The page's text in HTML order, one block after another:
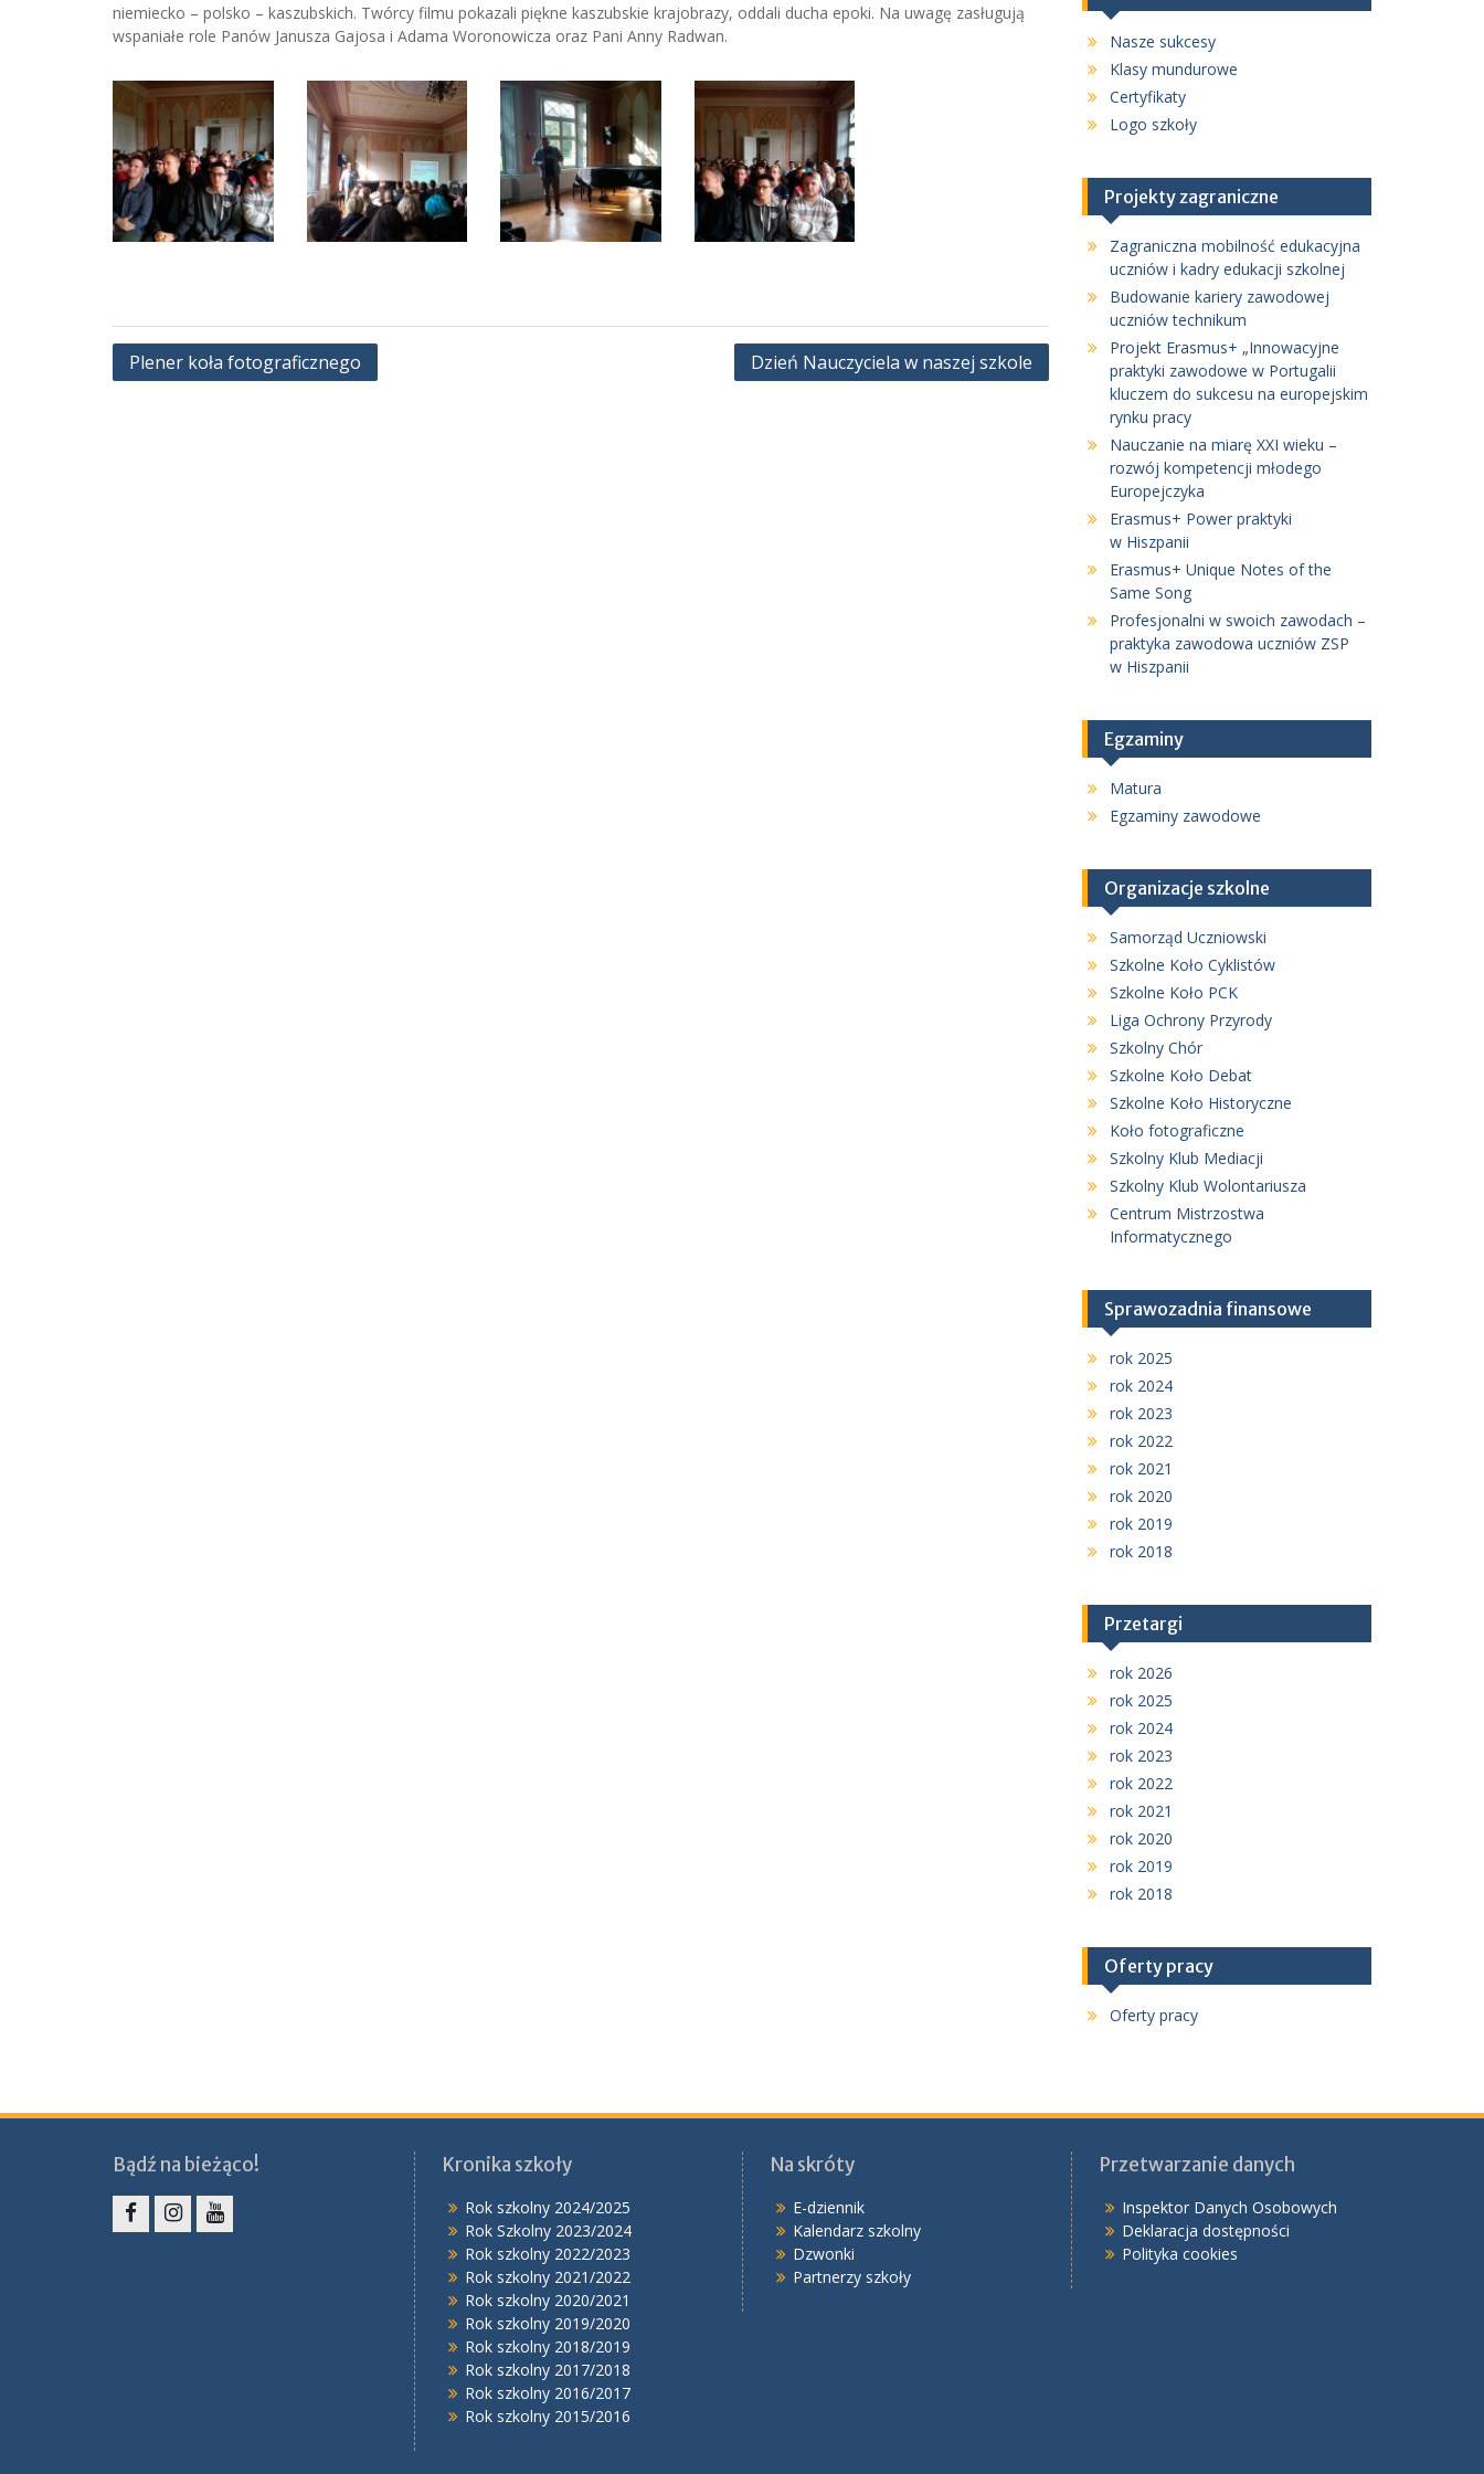
niemiecko – polsko – kaszubskich. Twórcy filmu pokazali piękne kaszubskie krajobrazy, oddali ducha epoki. Na uwagę zasługują
wspaniałe role Panów Janusza Gajosa i Adama Woronowicza oraz Pani Anny Radwan.
Nawigacja
Plener koła fotograficznego Dzień Nauczyciela w naszej szkole
Nasze sukcesy
Klasy mundurowe
Certyfikaty
Logo szkoły
Projekty zagraniczne
Zagraniczna mobilność edukacyjna
uczniów i kadry edukacji szkolnej
Budowanie kariery zawodowej
uczniów technikum
Projekt Erasmus+ „Innowacyjne
praktyki zawodowe w Portugalii
kluczem do sukcesu na europejskim
rynku pracy
Nauczanie na miarę XXI wieku –
rozwój kompetencji młodego
Europejczyka
Erasmus+ Power praktyki
w Hiszpanii
Erasmus+ Unique Notes of the
Same Song
Profesjonalni w swoich zawodach –
praktyka zawodowa uczniów ZSP
w Hiszpanii
Egzaminy
Matura
Egzaminy zawodowe
Organizacje szkolne
Samorząd Uczniowski
Szkolne Koło Cyklistów
Szkolne Koło PCK
Liga Ochrony Przyrody
Szkolny Chór
Szkolne Koło Debat
Szkolne Koło Historyczne
Koło fotograficzne
Szkolny Klub Mediacji
Szkolny Klub Wolontariusza
Centrum Mistrzostwa
Informatycznego
Sprawozadnia finansowe
rok 2025
rok 2024
rok 2023
rok 2022
rok 2021
rok 2020
rok 2019
rok 2018
Przetargi
rok 2026
rok 2025
rok 2024
rok 2023
rok 2022
rok 2021
rok 2020
rok 2019
rok 2018
Oferty pracy
Oferty pracy
Bądź na bieżąco! Kronika szkoły
Rok szkolny 2024/2025
Rok Szkolny 2023/2024
Rok szkolny 2022/2023
Rok szkolny 2021/2022
Rok szkolny 2020/2021
Rok szkolny 2019/2020
Rok szkolny 2018/2019
Rok szkolny 2017/2018
Rok szkolny 2016/2017
Rok szkolny 2015/2016
Na skróty
E-dziennik
Kalendarz szkolny
Dzwonki
Partnerzy szkoły
Przetwarzanie danych
Inspektor Danych Osobowych
Deklaracja dostępności
Polityka cookies